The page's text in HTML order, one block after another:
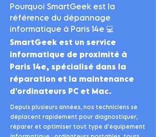
Pourquoi SmartGeek est la
référence du dépannage
informatique à Paris 14e 💻
SmartGeek est un service
informatique de proximité à
Paris 14e, spécialisé dans la
réparation et la maintenance
d’ordinateurs PC et Mac.
Depuis plusieurs années, nos techniciens se
déplacent rapidement pour diagnostiquer,
réparer et optimiser tout type d’équipement